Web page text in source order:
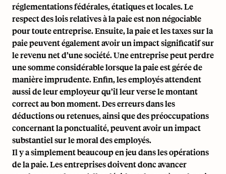
réglementations fédérales, étatiques et locales. Le
respect des lois relatives à la paie est non négociable
pour toute entreprise. Ensuite, la paie et les taxes sur la
paie peuvent également avoir un impact significatif sur
le revenu net d’une société. Une entreprise peut perdre
une somme considérable lorsque la paie est gérée de
manière imprudente. Enfin, les employés attendent
aussi de leur employeur qu’il leur verse le montant
correct au bon moment. Des erreurs dans les
déductions ou retenues, ainsi que des préoccupations
concernant la ponctualité, peuvent avoir un impact
substantiel sur le moral des employés.
Il y a simplement beaucoup en jeu dans les opérations
de la paie. Les entreprises doivent donc avancer